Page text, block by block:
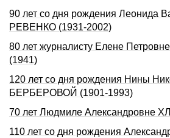
90 лет со дня рождения Леонида
РЕВЕНКО (1931-2002)
80 лет журналисту Елене
(1941)
120 лет со дня рождения Нины
БЕРБЕРОВОЙ (1901-1993)
70 лет Людмиле Александровне
110 лет со дня pождения